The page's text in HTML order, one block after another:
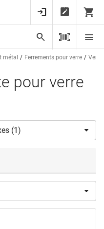
métal Ferrements pour verre
pour verre